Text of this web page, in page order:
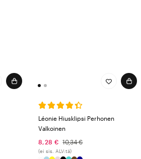
Léonie Hiusklipsi Perhonen
Valkoinen
8,28 €
10,34 €
(ei sis. ALV:tä)